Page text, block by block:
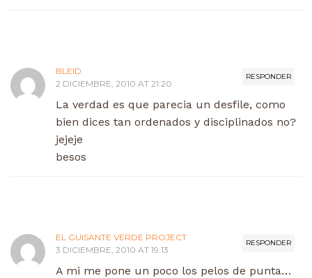
RESPONDER
BLEID
2 DICIEMBRE, 2010 AT 21:20
La verdad es que parecia un desfile, como
bien dices tan ordenados y disciplinados no?
jejeje
besos
RESPONDER
EL GUISANTE VERDE PROJECT
3 DICIEMBRE, 2010 AT 19:13
A mi me pone un poco los pelos de punta…